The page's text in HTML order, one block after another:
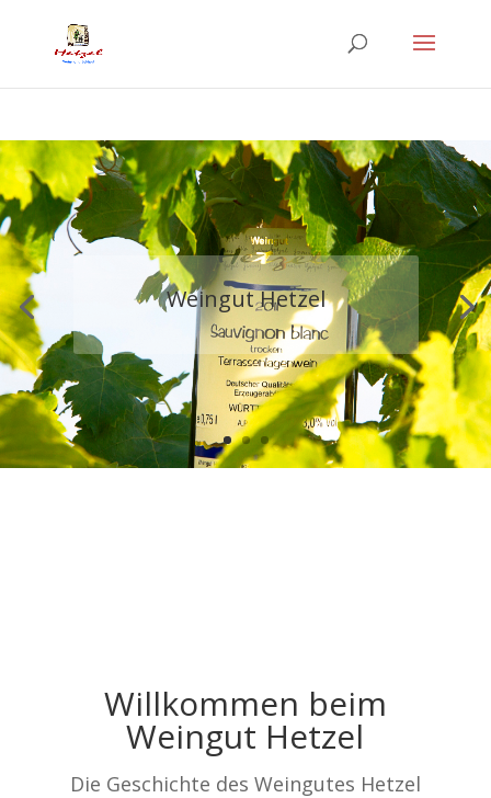
Weingut Hetzel
Willkommen beim
Weingut Hetzel
Die Geschichte des Weingutes Hetzel